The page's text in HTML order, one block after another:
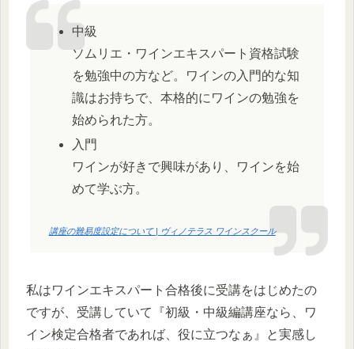
中級
ソムリエ・ワインエキスパート資格試験
を勉強中の方など。ワインの入門的な知
識はお持ちで、本格的にワインの勉強を
始められた方。
入門
ワインが好きで興味があり、ワインを始
めて学ぶ方。
講座の難易度設定について | ヴィノテラス ワインスクール
私はワインエキスパート合格後に受講をはじめたの
ですが、受講していて『初級・中級編講座なら、ワ
イン検定合格者であれば、役に立つなぁ』と実感し